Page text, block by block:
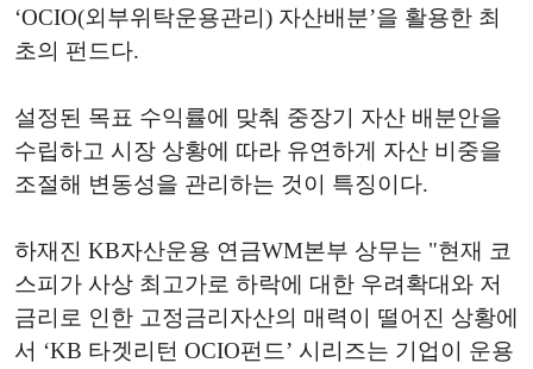
‘OCIO(외부위탁운용관리) 자산배분’을 활용한 최
초의 펀드다.
설정된 목표 수익률에 맞춰 중장기 자산 배분안을
수립하고 시장 상황에 따라 유연하게 자산 비중을
조절해 변동성을 관리하는 것이 특징이다.
하재진 KB자산운용 연금WM본부 상무는 "현재 코
스피가 사상 최고가로 하락에 대한 우려확대와 저
금리로 인한 고정금리자산의 매력이 떨어진 상황에
서 ‘KB 타겟리턴 OCIO펀드’ 시리즈는 기업이 운용